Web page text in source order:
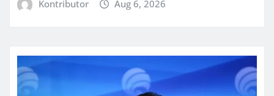
Kontributor Aug 6, 2026